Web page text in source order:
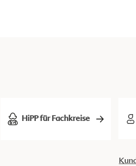
HiPP für Fachkreise